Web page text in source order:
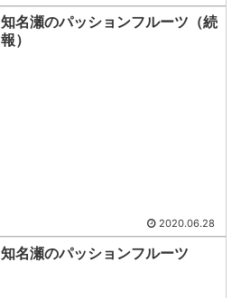
知名瀬のパッションフルーツ（続
報）
2020.06.28
知名瀬のパッションフルーツ